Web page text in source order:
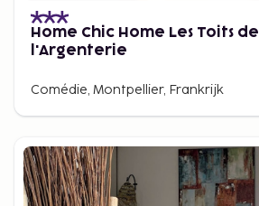
Home Chic Home Les Toits de
l'Argenterie
Comédie, Montpellier, Frankrijk